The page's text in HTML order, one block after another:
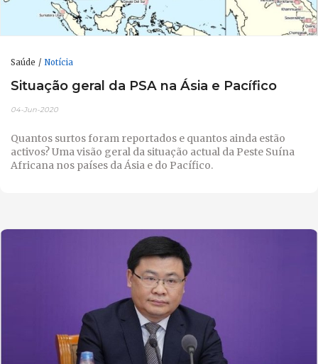
Saúde Notícia
Situação geral da PSA na Ásia e Pacífico
04-Jun-2020
Quantos surtos foram reportados e quantos ainda estão
activos? Uma visão geral da situação actual da Peste Suína
Africana nos países da Ásia e do Pacífico.